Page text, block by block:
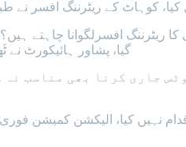
کوہاٹ کے ریٹرننگ افسر نے
افسرلگوانا چاہتے ہیں؟
گیا، پشاور ہائیکورٹ
جاری کرنا بھی مناسب
اقدام نہیں کیا، الیکشن